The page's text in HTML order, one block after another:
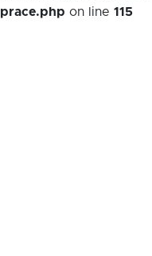
prace.php on line 115